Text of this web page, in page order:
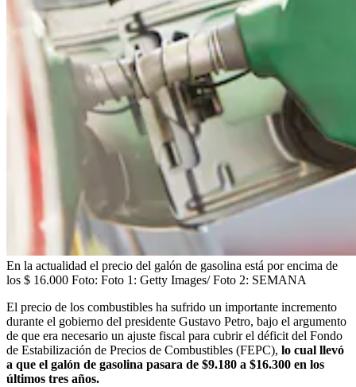
En la actualidad el precio del galón de gasolina está por encima de
los $ 16.000 Foto: Foto 1: Getty Images/ Foto 2: SEMANA
El precio de los combustibles ha sufrido un importante incremento
durante el gobierno del presidente Gustavo Petro, bajo el argumento
de que era necesario un ajuste fiscal para cubrir el déficit del Fondo
de Estabilización de Precios de Combustibles (FEPC), lo cual llevó
a que el galón de gasolina pasara de $9.180 a $16.300 en los
últimos tres años.